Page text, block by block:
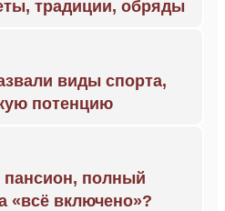
традиции, обряды
виды спорта,
потенцию
пансион, полный
«всё включено»?